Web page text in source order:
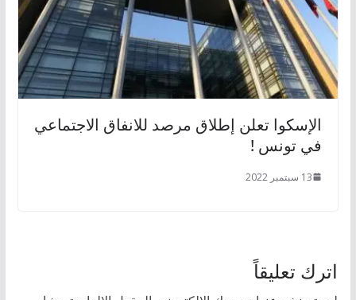
الإسكوا تعلن إطلاق مرصد للانفاق الاجتماعي
في تونس !
13 سبتمبر 2022
اترك تعليقاً